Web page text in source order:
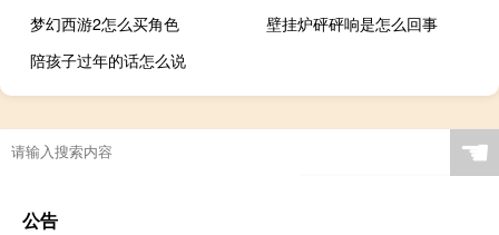
梦幻西游2怎么买角色
壁挂炉砰砰响是怎么回事
陪孩子过年的话怎么说
☚
公告